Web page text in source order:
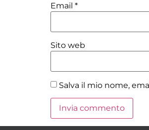
Email *
Sito web
Salva il mio nome,